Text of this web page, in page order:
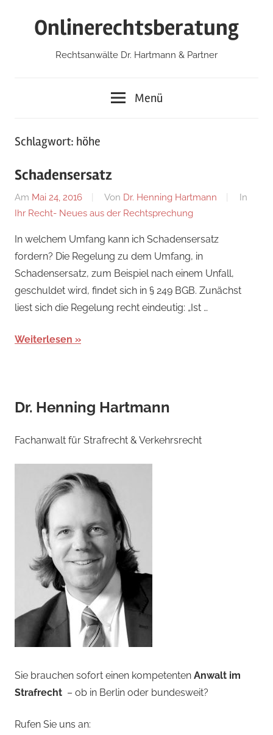
Onlinerechtsberatung
Rechtsanwälte Dr. Hartmann & Partner
Menü
Schlagwort: höhe
Schadensersatz
Am Mai 24, 2016 Von Dr. Henning Hartmann
In
Ihr Recht- Neues aus der Rechtsprechung
In welchem Umfang kann ich Schadensersatz
fordern? Die Regelung zu dem Umfang, in
Schadensersatz, zum Beispiel nach einem Unfall,
geschuldet wird, findet sich in § 249 BGB. Zunächst
liest sich die Regelung recht eindeutig: „Ist …
Weiterlesen
Dr. Henning Hartmann
Fachanwalt für Strafrecht & Verkehrsrecht
Sie brauchen sofort einen kompetenten Anwalt im
Strafrecht – ob in Berlin oder bundesweit?
Rufen Sie uns an: